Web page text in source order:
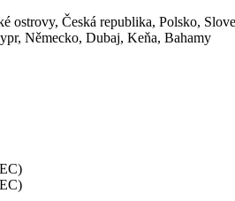
ostrovy, Česká republika, Polsko,
Německo, Dubaj, Keňa, Bahamy